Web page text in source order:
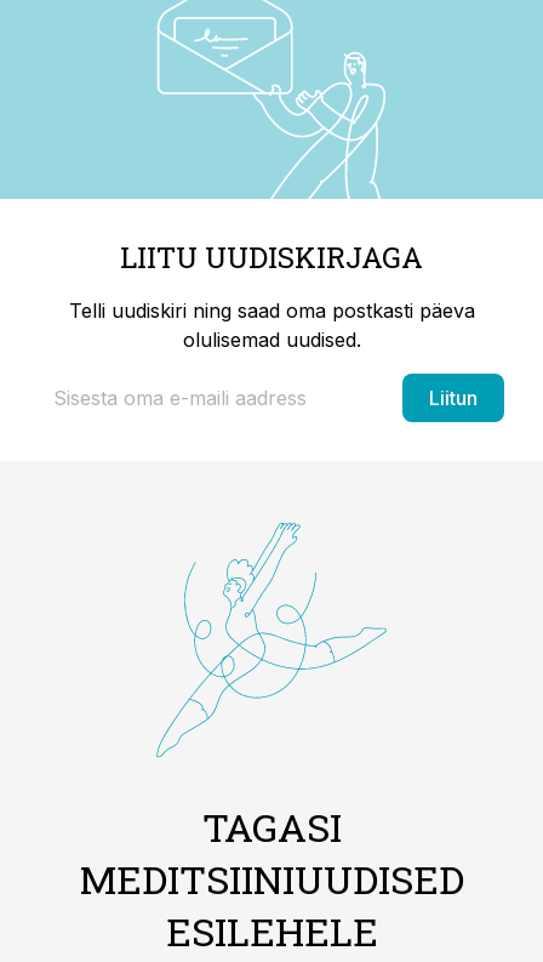
LIITU UUDISKIRJAGA
Telli uudiskiri ning saad oma postkasti päeva
olulisemad uudised.
Liitun
TAGASI
MEDITSIINIUUDISED
ESILEHELE